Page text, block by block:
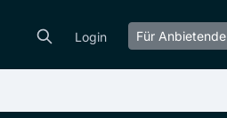
Login Für Anbietende